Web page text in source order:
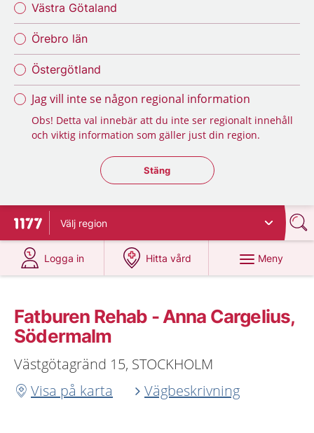
Västra Götaland
Örebro län
Östergötland
Jag vill inte se någon regional information
Obs! Detta val innebär att du inte ser regionalt innehåll
och viktig information som gäller just din region.
Stäng regionsväljaren
Stäng
Till startsidan för 1177
Välj region
Logga in
på 1177.se
Hitta vård
på 1177.se
Meny
Fatburen Rehab - Anna Cargelius,
Södermalm
Västgötagränd 15, STOCKHOLM
Visa på karta
Vägbeskrivning